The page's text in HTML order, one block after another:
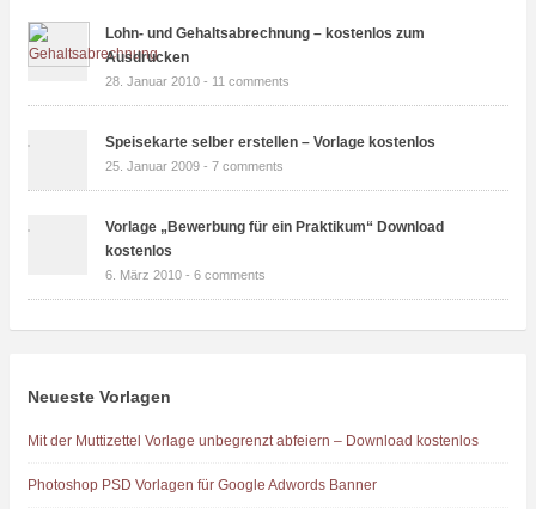
Lohn- und Gehaltsabrechnung – kostenlos zum
Ausdrucken
28. Januar 2010 - 11 comments
Speisekarte selber erstellen – Vorlage kostenlos
25. Januar 2009 - 7 comments
Vorlage „Bewerbung für ein Praktikum“ Download
kostenlos
6. März 2010 - 6 comments
Neueste Vorlagen
Mit der Muttizettel Vorlage unbegrenzt abfeiern – Download kostenlos
Photoshop PSD Vorlagen für Google Adwords Banner